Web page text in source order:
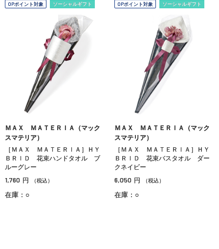
OPポイント対象 ソーシャルギフト
ＭＡＸ ＭＡＴＥＲＩＡ（マック
スマテリア）
［ＭＡＸ ＭＡＴＥＲＩＡ］ＨＹ
ＢＲＩＤ 花束ハンドタオル ブ
ルーグレー
1,760 円 （税込）
在庫：○
OPポイント対象 ソーシャルギフト
ＭＡＸ ＭＡＴＥＲＩＡ（マック
スマテリア）
［ＭＡＸ ＭＡＴＥＲＩＡ］ＨＹ
ＢＲＩＤ 花束バスタオル ダー
クネイビー
6,050 円 （税込）
在庫：○